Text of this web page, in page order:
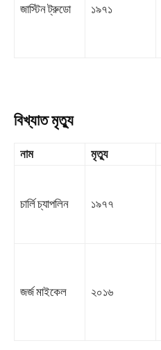
জাস্টিন ট্রুডো ১৯৭১
বিখ্যাত মৃত্যু
নাম মৃত্যু
চার্লি চ্যাপলিন ১৯৭৭
জর্জ মাইকেল ২০১৬